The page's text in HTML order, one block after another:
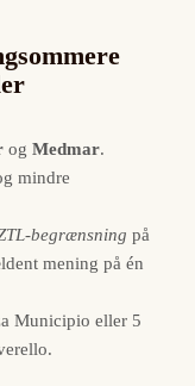
og Medmar.
mindre
begrænsning på
mening på én
Municipio eller 5